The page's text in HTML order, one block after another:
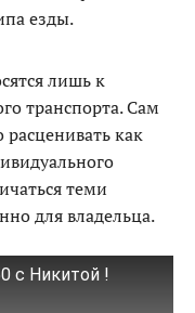
езды.
лишь к
транспорта. Сам
как
теми
для владельца.
с Никитой !